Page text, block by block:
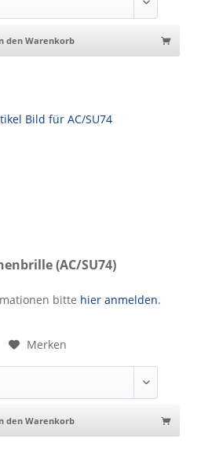
den Warenkorb
(AC/SU74)
Sonnenbrille
bitte hier anmelden.
Merken
den Warenkorb